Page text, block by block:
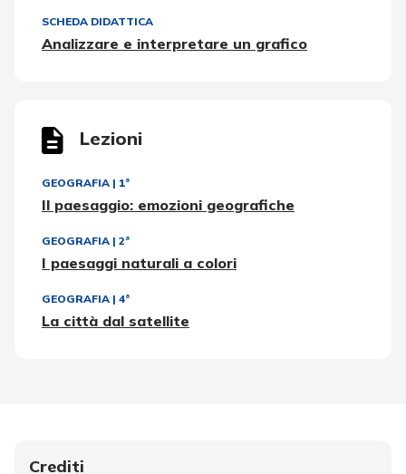
SCHEDA DIDATTICA
Analizzare e interpretare un grafico
Lezioni
GEOGRAFIA | 1ª
Il paesaggio: emozioni geografiche
GEOGRAFIA | 2ª
I paesaggi naturali a colori
GEOGRAFIA | 4ª
La città dal satellite
Crediti